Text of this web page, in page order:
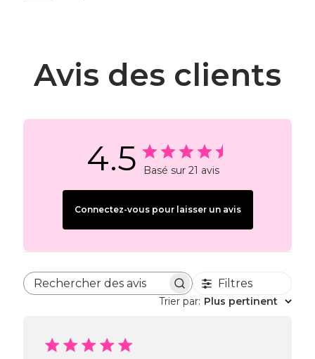
Avis des clients
4.5 Basé sur 21 avis
Connectez-vous pour laisser un avis
Rechercher des avisFiltres
Trier par: Plus pertinent